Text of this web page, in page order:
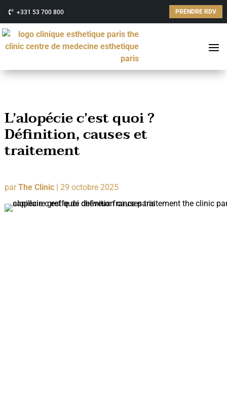
+331 53 700 800 PRENDRE RDV
L’alopécie c’est quoi ?
Définition, causes et
traitement
parThe Clinic| 29 octobre 2025